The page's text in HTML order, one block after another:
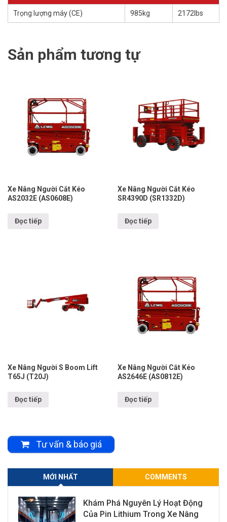
Trọng lượng máy (CE) 985kg 2172lbs
Sản phẩm tương tự
Xe Nâng Người Cắt Kéo
AS2032E (AS0608E)
Đọc tiếp
Xe Nâng Người Cắt Kéo
SR4390D (SR1332D)
Đọc tiếp
Xe Nâng Người S Boom Lift
T65J (T20J)
Đọc tiếp
Xe Nâng Người Cắt Kéo
AS2646E (AS0812E)
Đọc tiếp
Tư vấn & báo giá
MỚI NHẤT COMMENTS
Khám Phá Nguyên Lý Hoạt Động
Của Pin Lithium Trong Xe Nâng